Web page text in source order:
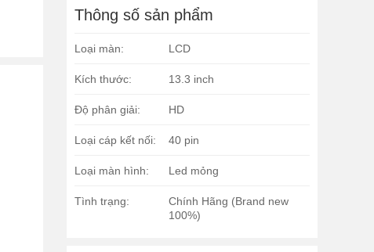
Thông số sản phẩm
Loại màn: LCD
Kích thước: 13.3 inch
Độ phân giải: HD
Loại cáp kết nối: 40 pin
Loại màn hình: Led mỏng
Tình trạng:
Chính Hãng (Brand new
100%)